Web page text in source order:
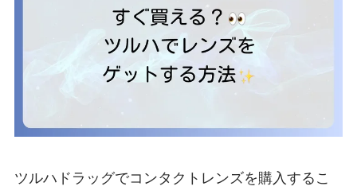
ツルハドラッグでコンタクトレンズを購入するこ